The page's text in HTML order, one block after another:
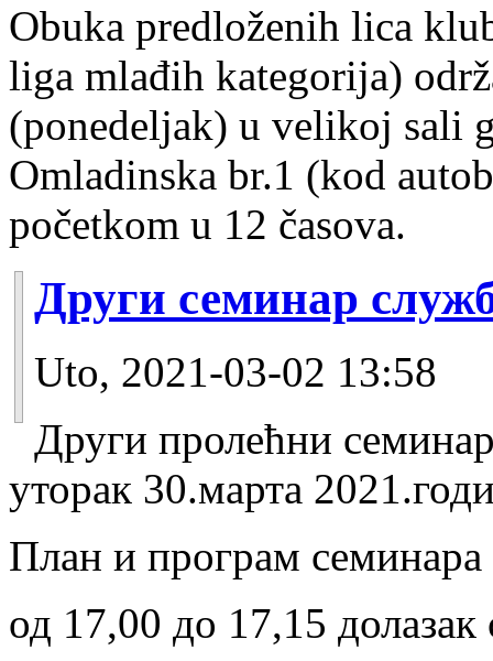
Obuka predloženih lica
liga mlađih kategorija)
(ponedeljak) u velikoj sali
Omladinska br.1 (kod
početkom u 12 časova.
Други семинар
Uto, 2021-03-02 13:58
Други пролећни
уторак 30.марта
План и програм семинара
од 17,00 до 17,15 долазак